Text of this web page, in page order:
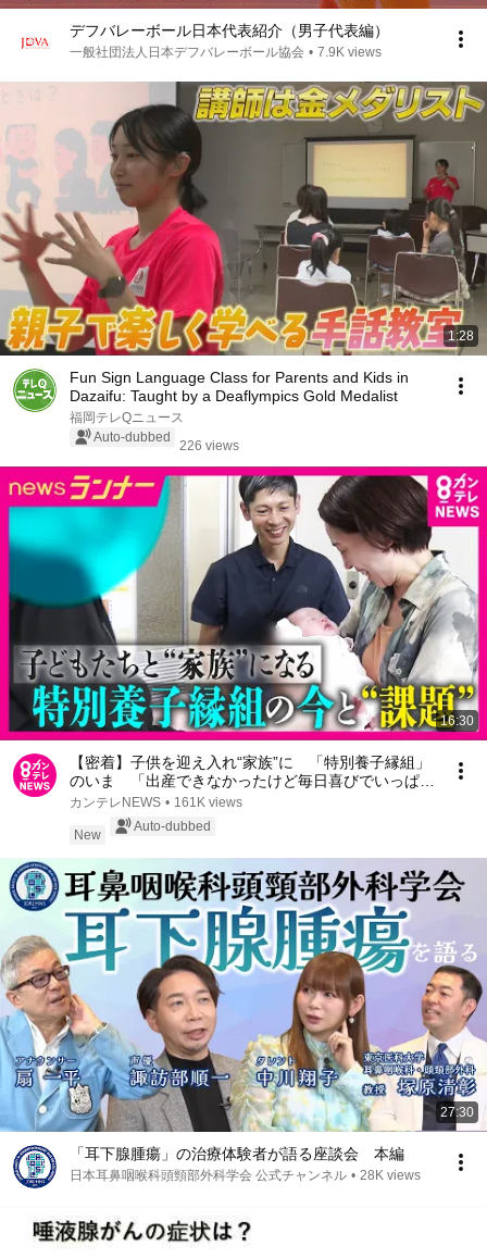
デフバレーボール日本代表紹介（男子代表編）
一般社団法人日本デフバレーボール協会 • 7.9K views
1:28
Fun Sign Language Class for Parents and Kids in
Dazaifu: Taught by a Deaflympics Gold Medalist
福岡テレQニュース
Auto-dubbed
226 views
16:30
【密着】子供を迎え入れ“家族”に 「特別養子縁組」
のいま 「出産できなかったけど毎日喜びでいっぱ
い」3人目迎える家族 制度は今課題に直面｜newsラ
ンナー〈カンテレ〉
カンテレNEWS • 161K views
New
Auto-dubbed
27:30
「耳下腺腫瘍」の治療体験者が語る座談会 本編
日本耳鼻咽喉科頭頸部外科学会 公式チャンネル • 28K views